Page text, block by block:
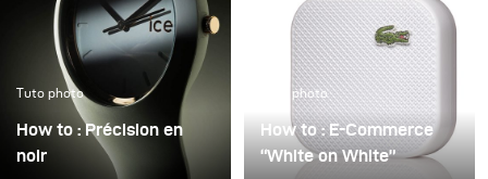
Tuto photo
How to : Précision en
noir
Tuto photo
How to : E-Commerce
“White on White”